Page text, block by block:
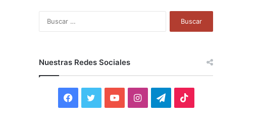
Nuestras Redes Sociales
F
Y
I
T